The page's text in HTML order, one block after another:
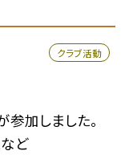
クラブ活動
加しました。
ど